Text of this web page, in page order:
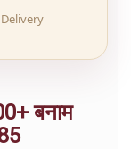
बनाम